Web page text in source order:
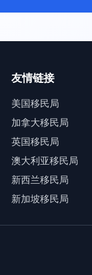
友情链接
美国移民局
加拿大移民局
英国移民局
澳大利亚移民局
新西兰移民局
新加坡移民局